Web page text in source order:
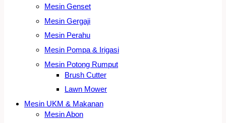
Mesin Genset
Mesin Gergaji
Mesin Perahu
Mesin Pompa & Irigasi
Mesin Potong Rumput
Brush Cutter
Lawn Mower
Mesin UKM & Makanan
Mesin Abon